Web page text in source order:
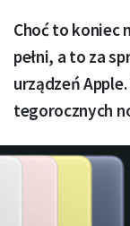
Choć to koniec
pełni, a to za
urządzeń
tegorocznych